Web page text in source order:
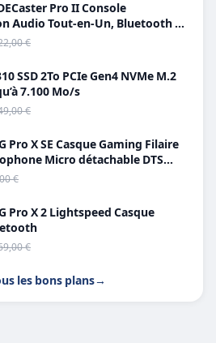
Pro II Console
Audio Tout-en-Un, Bluetooth et
C €
SSD 2To PCIe Gen4 NVMe M.2
7.100 Mo/s
€
Pro X SE Casque Gaming Filaire
Micro détachable DTS
X 7.1
€
Pro X 2 Lightspeed Casque
€
les bons plans→